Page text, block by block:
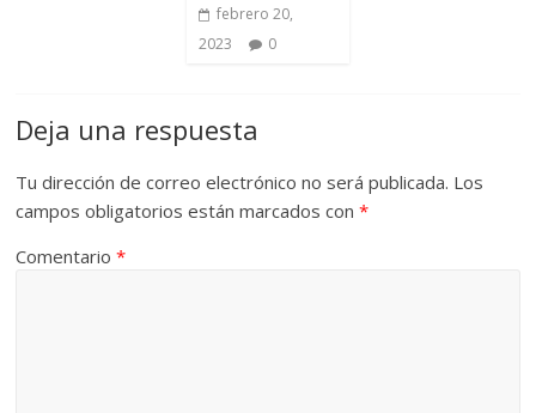
febrero 20,
2023
0
Deja una respuesta
Tu dirección de correo electrónico no será publicada. Los
campos obligatorios están marcados con*
Comentario*